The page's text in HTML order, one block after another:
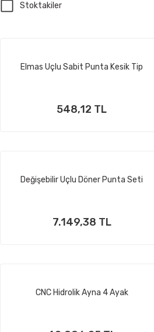
Stoktakiler
Elmas Uçlu Sabit Punta Kesik Tip
548,12 TL
Değişebilir Uçlu Döner Punta Seti
7.149,38 TL
CNC Hidrolik Ayna 4 Ayak